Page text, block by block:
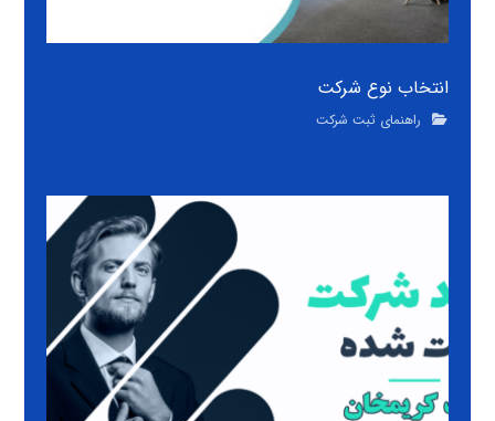
انتخاب نوع شرکت
راهنمای ثبت شرکت